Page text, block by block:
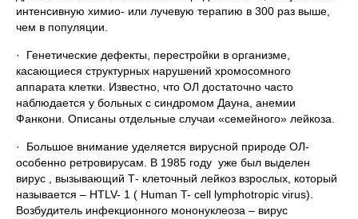
интенсивную химио- или лучевую терапию в 300 раз выше,
чем в популяции.
· Генетические дефекты, перестройки в организме,
касающиеся структурных нарушений хромосомного
аппарата клетки. Известно, что ОЛ достаточно часто
наблюдается у больных с синдромом Дауна, анемии
Фанкони. Описаны отдельные случаи «семейного» лейкоза.
· Большое внимание уделяется вирусной природе ОЛ-
особенно ретровирусам. В 1985 году уже был выделен
вирус , вызывающий Т- клеточный лейкоз взрослых, который
называется – HTLV- 1 ( Human T- cell lymphotropic virus).
Возбудитель инфекционного мононуклеоза – вирус